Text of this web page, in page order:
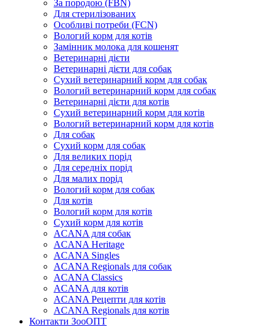
За породою (FBN)
Для стерилізованих
Особливі потреби (FCN)
Вологий корм для котів
Замінник молока для кошенят
Ветеринарні дієти
Ветеринарні дієти для собак
Сухий ветеринарний корм для собак
Вологий ветеринарний корм для собак
Ветеринарні дієти для котів
Сухий ветеринарний корм для котів
Вологий ветеринарний корм для котів
Для собак
Сухий корм для собак
Для великих порід
Для середніх порід
Для малих порід
Вологий корм для собак
Для котів
Вологий корм для котів
Сухий корм для котів
ACANA для собак
ACANA Heritage
ACANA Singles
ACANA Regionals для собак
ACANA Classics
ACANA для котів
ACANA Рецепти для котів
ACANA Regionals для котів
Контакти ЗооОПТ